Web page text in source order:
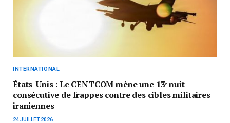
INTERNATIONAL
États-Unis : Le CENTCOM mène une 13ᵉ nuit
consécutive de frappes contre des cibles militaires
iraniennes
24 JUILLET 2026